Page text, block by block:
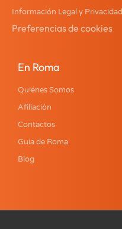
Información Legal y Privacidad
Preferencias de cookies
En Roma
Quiénes Somos
Afiliación
Contactos
Guía de Roma
Blog